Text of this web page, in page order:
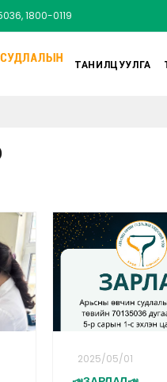
1800-0119
ТАНИЛЦУУЛГА
2025/05/01